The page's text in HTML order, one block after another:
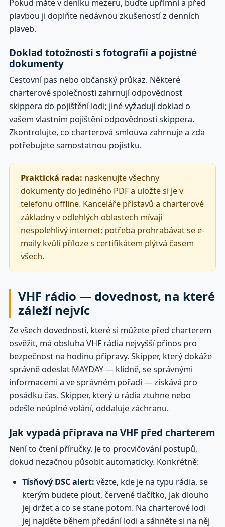
Pokud máte v deníku mezeru, buďte upřímní a před
plavbou ji doplňte nedávnou zkušeností z denních
plaveb.
Doklad totožnosti s fotografií a pojistné
dokumenty
Cestovní pas nebo občanský průkaz. Některé
charterové společnosti zahrnují odpovědnost
skippera do pojištění lodi; jiné vyžadují doklad o
vašem vlastním pojištění odpovědnosti skippera.
Zkontrolujte, co charterová smlouva zahrnuje a zda
potřebujete samostatnou pojistku.
Praktická rada: naskenujte všechny
dokumenty do jediného PDF a uložte si je v
telefonu offline. Kanceláře přístavů a charterové
základny v odlehlých oblastech mívají
nespolehlivý internet; potřeba prohrabávat se e-
maily kvůli příloze s certifikátem plýtvá časem
všech.
VHF rádio — dovednost, na které
záleží nejvíc
Ze všech dovedností, které si můžete před charterem
osvěžit, má obsluha VHF rádia nejvyšší přínos pro
bezpečnost na hodinu přípravy. Skipper, který dokáže
správně odeslat MAYDAY — klidně, se správnými
informacemi a ve správném pořadí — získává pro
posádku čas. Skipper, který u rádia ztuhne nebo
odešle neúplné volání, oddaluje záchranu.
Jak vypadá příprava na VHF před charterem
Není to čtení příručky. Je to procvičování postupů,
dokud nezačnou působit automaticky. Konkrétně:
Tísňový DSC alert: vězte, kde je na typu rádia, se
kterým budete plout, červené tlačítko, jak dlouho
jej držet a co se stane potom. Na charterové lodi
jej najděte během předání lodi a sáhněte si na něj